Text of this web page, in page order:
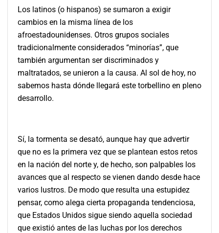
Los latinos (o hispanos) se sumaron a exigir
cambios en la misma línea de los
afroestadounidenses. Otros grupos sociales
tradicionalmente considerados “minorías”, que
también argumentan ser discriminados y
maltratados, se unieron a la causa. Al sol de hoy, no
sabemos hasta dónde llegará este torbellino en pleno
desarrollo.
Sí, la tormenta se desató, aunque hay que advertir
que no es la primera vez que se plantean estos retos
en la nación del norte y, de hecho, son palpables los
avances que al respecto se vienen dando desde hace
varios lustros. De modo que resulta una estupidez
pensar, como alega cierta propaganda tendenciosa,
que Estados Unidos sigue siendo aquella sociedad
que existió antes de las luchas por los derechos